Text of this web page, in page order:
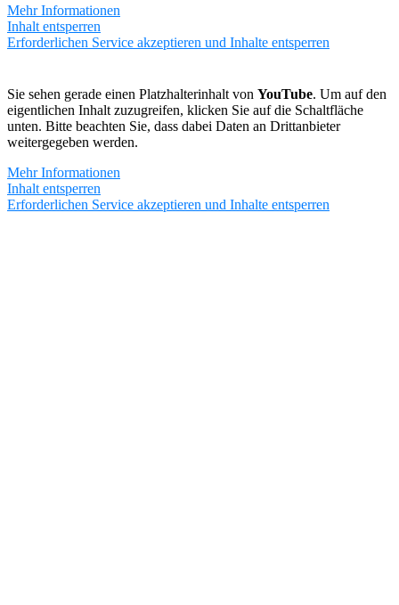
Mehr Informationen
Inhalt entsperren
Erforderlichen Service akzeptieren und Inhalte entsperren
Sie sehen gerade einen Platzhalterinhalt von YouTube. Um auf den
eigentlichen Inhalt zuzugreifen, klicken Sie auf die Schaltfläche
unten. Bitte beachten Sie, dass dabei Daten an Drittanbieter
weitergegeben werden.
Mehr Informationen
Inhalt entsperren
Erforderlichen Service akzeptieren und Inhalte entsperren